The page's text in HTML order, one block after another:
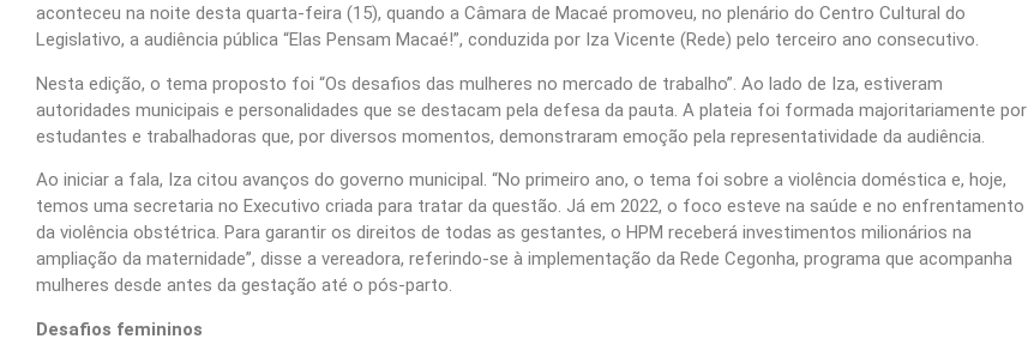
aconteceu na noite desta quarta-feira (15), quando a Câmara de Macaé promoveu, no plenário do Centro Cultural do
Legislativo, a audiência pública “Elas Pensam Macaé!”, conduzida por Iza Vicente (Rede) pelo terceiro ano consecutivo.
Nesta edição, o tema proposto foi “Os desafios das mulheres no mercado de trabalho”. Ao lado de Iza, estiveram
autoridades municipais e personalidades que se destacam pela defesa da pauta. A plateia foi formada majoritariamente por
estudantes e trabalhadoras que, por diversos momentos, demonstraram emoção pela representatividade da audiência.
Ao iniciar a fala, Iza citou avanços do governo municipal. “No primeiro ano, o tema foi sobre a violência doméstica e, hoje,
temos uma secretaria no Executivo criada para tratar da questão. Já em 2022, o foco esteve na saúde e no enfrentamento
da violência obstétrica. Para garantir os direitos de todas as gestantes, o HPM receberá investimentos milionários na
ampliação da maternidade”, disse a vereadora, referindo-se à implementação da Rede Cegonha, programa que acompanha
mulheres desde antes da gestação até o pós-parto.
Desafios femininos